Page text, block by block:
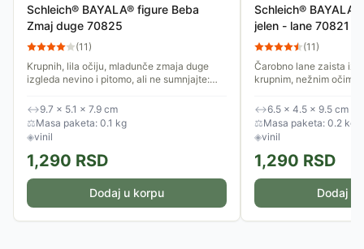
Schleich® BAYALA® figure Beba
Zmaj duge 70825
(11)
Krupnih, lila očiju, mladunče zmaja duge
izgleda nevino i pitomo, ali ne sumnjajte:
figurice ​​Schleich®...
↔9.7 × 5.1 × 7.9 cm
⚖Masa paketa: 0.1 kg
◈vinil
1,290 RSD
Dodaj u korpu
Schleich®
jelen - lane 70821
(11)
Čarobno lane zaista
krupnim, nežnim očima
može. Figurice
↔6.5 × 4.5 × 9.5 cm
⚖Masa paketa: 0.2 kg
◈vinil
1,290 RSD
Dodaj u